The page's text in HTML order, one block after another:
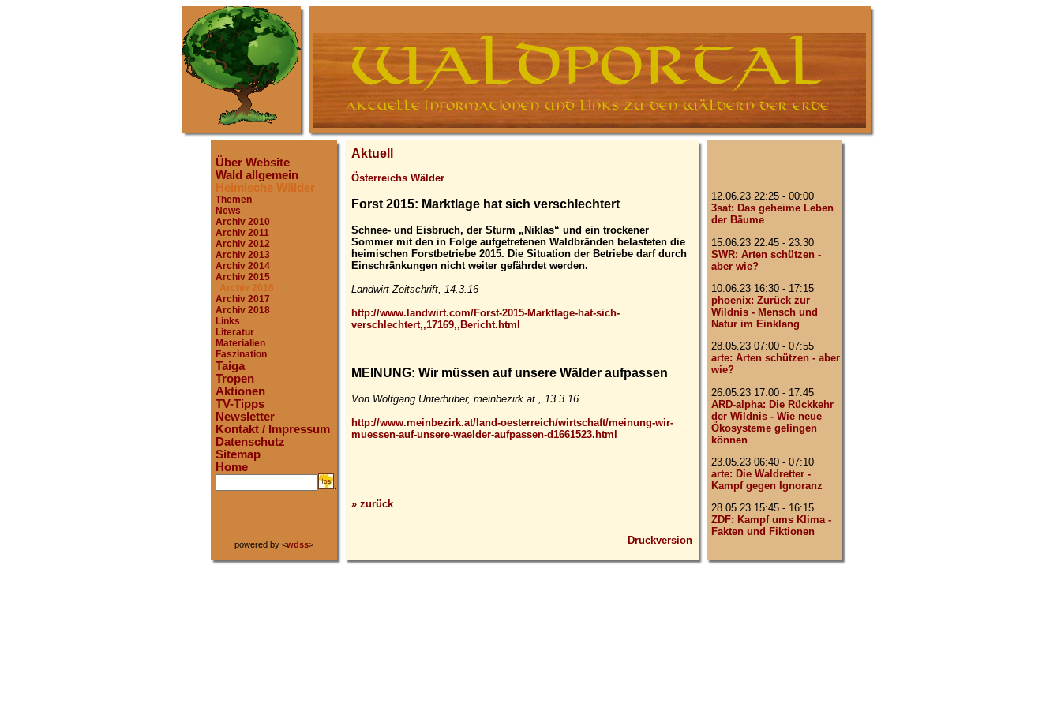
Über Website
Wald allgemein
Heimische Wälder
Themen
News
Archiv 2010
Archiv 2011
Archiv 2012
Archiv 2013
Archiv 2014
Archiv 2015
Archiv 2016
Archiv 2017
Archiv 2018
Links
Literatur
Materialien
Faszination
Taiga
Tropen
Aktionen
TV-Tipps
Newsletter
Kontakt / Impressum
Datenschutz
Sitemap
Home
.
powered by <wdss>
Aktuell
Österreichs Wälder
Forst 2015: Marktlage hat sich verschlechtert
Schnee- und Eisbruch, der Sturm „Niklas“ und ein trockener
Sommer mit den in Folge aufgetretenen Waldbränden belasteten die
heimischen Forstbetriebe 2015. Die Situation der Betriebe darf durch
Einschränkungen nicht weiter gefährdet werden.
Landwirt Zeitschrift, 14.3.16
http://www.landwirt.com/Forst-2015-Marktlage-hat-sich-
verschlechtert,,17169,,Bericht.html
MEINUNG: Wir müssen auf unsere Wälder aufpassen
Von Wolfgang Unterhuber, meinbezirk.at , 13.3.16
http://www.meinbezirk.at/land-oesterreich/wirtschaft/meinung-wir-
muessen-auf-unsere-waelder-aufpassen-d1661523.html
» zurück
Druckversion
12.06.23 22:25 - 00:00
3sat: Das geheime Leben
der Bäume
15.06.23 22:45 - 23:30
SWR: Arten schützen -
aber wie?
10.06.23 16:30 - 17:15
phoenix: Zurück zur
Wildnis - Mensch und
Natur im Einklang
28.05.23 07:00 - 07:55
arte: Arten schützen - aber
wie?
26.05.23 17:00 - 17:45
ARD-alpha: Die Rückkehr
der Wildnis - Wie neue
Ökosysteme gelingen
können
23.05.23 06:40 - 07:10
arte: Die Waldretter -
Kampf gegen Ignoranz
28.05.23 15:45 - 16:15
ZDF: Kampf ums Klima -
Fakten und Fiktionen